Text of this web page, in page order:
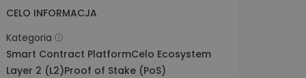
CELO INFORMACJA
Kategoria
Smart Contract PlatformCelo Ecosystem
Layer 2 (L2)Proof of Stake (PoS)